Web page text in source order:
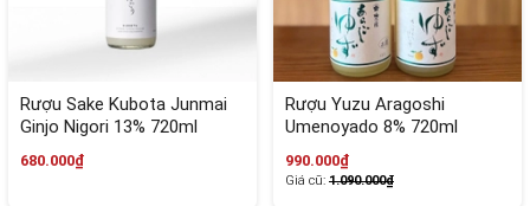
Rượu Sake Kubota Junmai
Ginjo Nigori 13% 720ml
680.000₫
Rượu Yuzu Aragoshi
Umenoyado 8% 720ml
990.000₫
Giá cũ: 1.090.000₫